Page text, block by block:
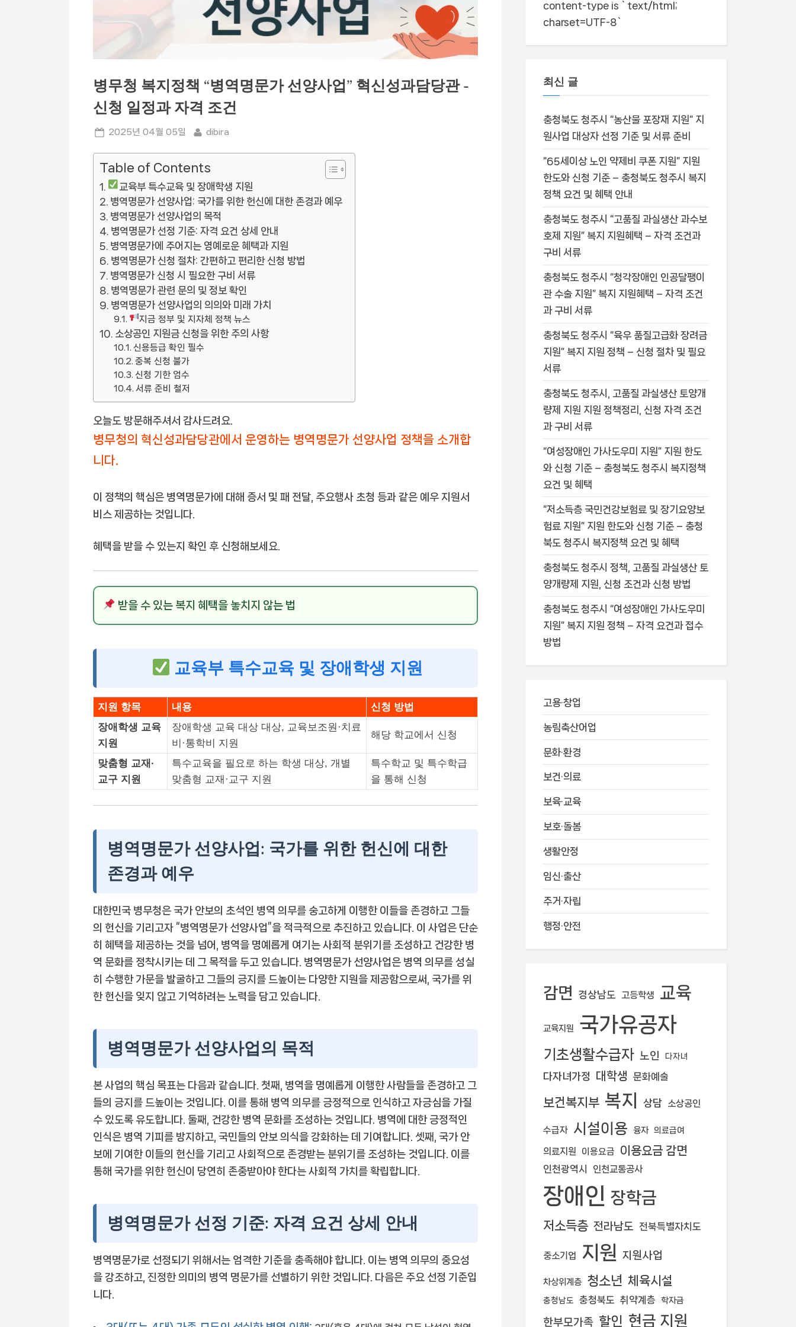
병무청 복지정책 “병역명문가 선양사업” 혁신성과담당관 -
신청 일정과 자격 조건
Posted
2025년 04월 05일 By
dibira
Table of Contents
교육부 특수교육 및 장애학생 지원
병역명문가 선양사업: 국가를 위한 헌신에 대한 존경과 예우
병역명문가 선양사업의 목적
병역명문가 선정 기준: 자격 요건 상세 안내
병역명문가에 주어지는 영예로운 혜택과 지원
병역명문가 신청 절차: 간편하고 편리한 신청 방법
병역명문가 신청 시 필요한 구비 서류
병역명문가 관련 문의 및 정보 확인
병역명문가 선양사업의 의의와 미래 가치
지금 정부 및 지자체 정책 뉴스
소상공인 지원금 신청을 위한 주의 사항
신용등급 확인 필수
중복 신청 불가
신청 기한 엄수
서류 준비 철저
오늘도 방문해주셔서 감사드려요.
병무청의 혁신성과담당관에서 운영하는 병역명문가 선양사업 정책을 소개합
니다.
이 정책의 핵심은 병역명문가에 대해 증서 및 패 전달, 주요행사 초청 등과 같은 예우 지원서
비스 제공하는 것입니다.
혜택을 받을 수 있는지 확인 후 신청해보세요.
받을 수 있는 복지 혜택을 놓치지 않는 법
교육부 특수교육 및 장애학생 지원
지원 항목 내용
신청 방법
장애학생 교육
지원
장애학생 교육 대상 대상, 교육보조원·치료
비·통학비 지원
해당 학교에서 신청
맞춤형 교재·
교구 지원
특수교육을 필요로 하는 학생 대상, 개별
맞춤형 교재·교구 지원
특수학교 및 특수학급
을 통해 신청
병역명문가 선양사업: 국가를 위한 헌신에 대한
존경과 예우
대한민국 병무청은 국가 안보의 초석인 병역 의무를 숭고하게 이행한 이들을 존경하고 그들
의 헌신을 기리고자 “병역명문가 선양사업”을 적극적으로 추진하고 있습니다. 이 사업은 단순
히 혜택을 제공하는 것을 넘어, 병역을 명예롭게 여기는 사회적 분위기를 조성하고 건강한 병
역 문화를 정착시키는 데 그 목적을 두고 있습니다. 병역명문가 선양사업은 병역 의무를 성실
히 수행한 가문을 발굴하고 그들의 긍지를 드높이는 다양한 지원을 제공함으로써, 국가를 위
한 헌신을 잊지 않고 기억하려는 노력을 담고 있습니다.
병역명문가 선양사업의 목적
본 사업의 핵심 목표는 다음과 같습니다. 첫째, 병역을 명예롭게 이행한 사람들을 존경하고 그
들의 긍지를 드높이는 것입니다. 이를 통해 병역 의무를 긍정적으로 인식하고 자긍심을 가질
수 있도록 유도합니다. 둘째, 건강한 병역 문화를 조성하는 것입니다. 병역에 대한 긍정적인
인식은 병역 기피를 방지하고, 국민들의 안보 의식을 강화하는 데 기여합니다. 셋째, 국가 안
보에 기여한 이들의 헌신을 기리고 사회적으로 존경받는 분위기를 조성하는 것입니다. 이를
통해 국가를 위한 헌신이 당연히 존중받아야 한다는 사회적 가치를 확립합니다.
병역명문가 선정 기준: 자격 요건 상세 안내
병역명문가로 선정되기 위해서는 엄격한 기준을 충족해야 합니다. 이는 병역 의무의 중요성
을 강조하고, 진정한 의미의 병역 명문가를 선별하기 위한 것입니다. 다음은 주요 선정 기준입
니다.
content-type is `text/html;
charset=UTF-8`
최신 글
충청북도 청주시 “농산물 포장재 지원” 지
원사업 대상자 선정 기준 및 서류 준비
“65세이상 노인 약제비 쿠폰 지원” 지원
한도와 신청 기준 – 충청북도 청주시 복지
정책 요건 및 혜택 안내
충청북도 청주시 “고품질 과실생산 과수보
호제 지원” 복지 지원혜택 – 자격 조건과
구비 서류
충청북도 청주시 “청각장애인 인공달팽이
관 수술 지원” 복지 지원혜택 – 자격 조건
과 구비 서류
충청북도 청주시 “육우 품질고급화 장려금
지원” 복지 지원 정책 – 신청 절차 및 필요
서류
충청북도 청주시, 고품질 과실생산 토양개
량제 지원 지원 정책정리, 신청 자격 조건
과 구비 서류
“여성장애인 가사도우미 지원” 지원 한도
와 신청 기준 – 충청북도 청주시 복지정책
요건 및 혜택
“저소득층 국민건강보험료 및 장기요양보
험료 지원” 지원 한도와 신청 기준 – 충청
북도 청주시 복지정책 요건 및 혜택
충청북도 청주시 정책, 고품질 과실생산 토
양개량제 지원, 신청 조건과 신청 방법
충청북도 청주시 “여성장애인 가사도우미
지원” 복지 지원 정책 – 자격 요건과 접수
방법
고용·창업
농림축산어업
문화·환경
보건·의료
보육·교육
보호·돌봄
생활안정
임신·출산
주거·자립
행정·안전
감면 경상남도 고등학생 교육
교육지원 국가유공자
기초생활수급자 노인 다자녀
다자녀가정 대학생 문화예술
보건복지부 복지 상담 소상공인
수급자 시설이용 융자 의료급여
의료지원 이용요금 이용요금 감면
인천광역시 인천교통공사
장애인 장학금
저소득층 전라남도 전북특별자치도
중소기업 지원 지원사업
차상위계층 청소년 체육시설
충청남도 충청북도 취약계층 학자금
한부모가족 할인 현금 지원